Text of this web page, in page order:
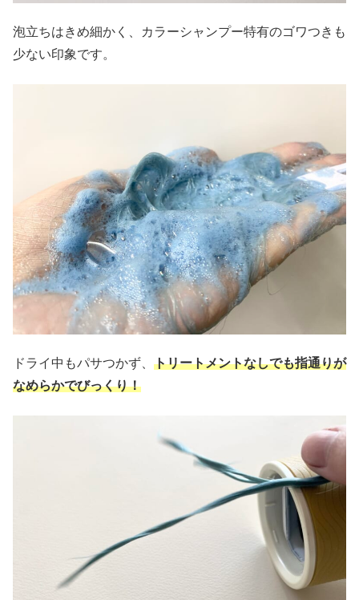
泡立ちはきめ細かく、カラーシャンプー特有のゴワつきも
少ない印象です。
ドライ中もパサつかず、 トリートメントなしでも指通りが
なめらかでびっくり！